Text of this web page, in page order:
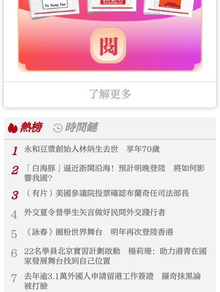
了解更多
熱榜
時間鏈
1
永和豆漿創始人林炳生去世 享年70歲
2
「白海豚」逼近浙閩沿海！預計明晚登陸 將如何影
響我國？
3 （有片）美國參議院投票確認布蘭奇任司法部長
4 外交夏令營學生矢言做好民間外交踐行者
5 《詠春》圈粉世界舞台 明年再次登陸香港
6
22名學員北京實習計劃啟動 楊莉珊：助力港青在國
家發展舞台找到自己位置
7
去年逾3.1萬外國人申請留港工作簽證 羅奇抹黑論
被打臉